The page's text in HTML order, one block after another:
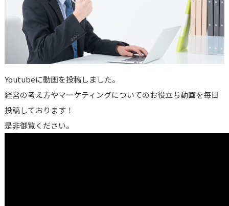
Youtubeに動画を投稿しました。
経営の考え方やマーケティングについてのお役立ち動画を毎日
投稿しております！
是非御覧ください。